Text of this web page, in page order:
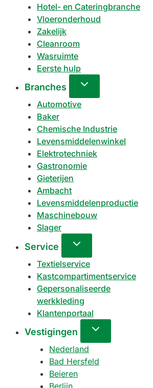
Hotel- en Cateringbranche
Vloeronderhoud
Zakelijk
Cleanroom
Wasruimte
Eerste hulp
Branches
Automotive
Baker
Chemische Industrie
Levensmiddelenwinkel
Elektrotechniek
Gastronomie
Gieterijen
Ambacht
Levensmiddelenproductie
Maschinebouw
Slager
Service
Textielservice
Kastcompartimentservice
Gepersonaliseerde
werkkleding
Klantenportaal
Vestigingen
Nederland
Bad Hersfeld
Beieren